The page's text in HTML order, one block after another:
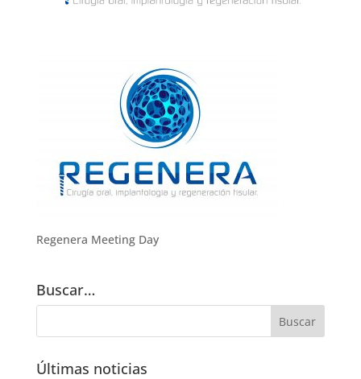
Regenera Meeting Day
Buscar…
Últimas noticias